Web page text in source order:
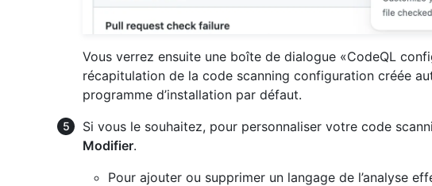
Vous verrez ensuite une boîte de dialogue «CodeQL
récapitulation de la code scanning configuration créée
programme d’installation par défaut.
Si vous le souhaitez, pour personnaliser votre code
Modifier.
Pour ajouter ou supprimer un langage de l’analyse